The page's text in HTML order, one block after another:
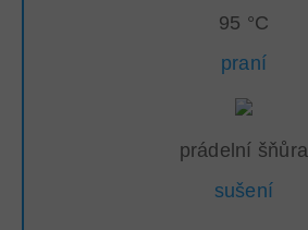
95 °C
praní
prádelní šňůra
sušení